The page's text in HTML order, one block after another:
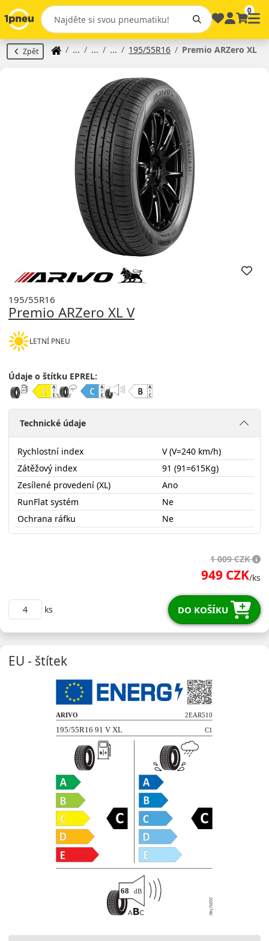
0
Zpět 195/55R16 Premio ARZero XL
Premio ARZero XL V
195/55R16
LETNÍ PNEU
Údaje o štítku EPREL:
Technické údaje
Rychlostní index
V (V=240 km/h)
Zátěžový index
91 (91=615Kg)
Zesílené provedení (XL)
Ano
RunFlat systém
Ne
Ochrana ráfku
Ne
1 009 CZK
949 CZK/ks
ks DO KOŠÍKU
EU - štítek